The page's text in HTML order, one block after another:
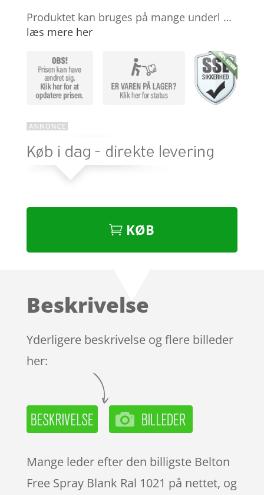
Produktet kan bruges på mange underl …
læs mere her
KØB
Beskrivelse
Yderligere beskrivelse og flere billeder
her:
Mange leder efter den billigste Belton
Free Spray Blank Ral 1021 på nettet, og